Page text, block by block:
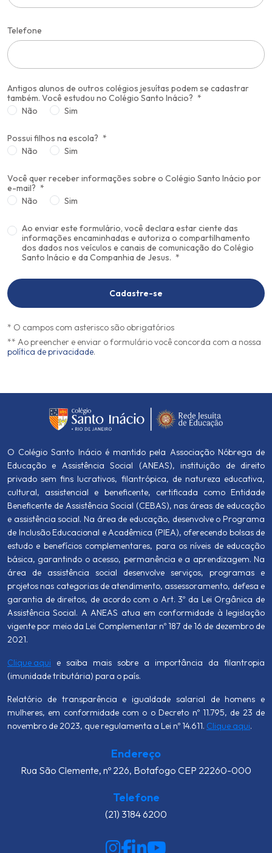
Telefone
Antigos alunos de outros colégios jesuítas podem se cadastrar
também. Você estudou no Colégio Santo Inácio?
Não
Sim
Possui filhos na escola?
Não
Sim
Você quer receber informações sobre o Colégio Santo Inácio por
e-mail?
Não
Sim
Ao enviar este formulário, você declara estar ciente das
informações encaminhadas e autoriza o compartilhamento
dos dados nos veículos e canais de comunicação do Colégio
Santo Inácio e da Companhia de Jesus.
Cadastre-se
* O campos com asterisco são obrigatórios
** Ao preencher e enviar o formulário você concorda com a nossa
política de privacidade.
O Colégio Santo Inácio é mantido pela Associação Nóbrega de
Educação e Assistência Social (ANEAS), instituição de direito
privado sem fins lucrativos, filantrópica, de natureza educativa,
cultural, assistencial e beneficente, certificada como Entidade
Beneficente de Assistência Social (CEBAS), nas áreas de educação
e assistência social. Na área de educação, desenvolve o Programa
de Inclusão Educacional e Acadêmica (PIEA), oferecendo bolsas de
estudo e benefícios complementares, para os níveis de educação
básica, garantindo o acesso, permanência e a aprendizagem. Na
área de assistência social desenvolve serviços, programas e
projetos nas categorias de atendimento, assessoramento, defesa e
garantia de direitos, de acordo com o Art. 3º da Lei Orgânica de
Assistência Social. A ANEAS atua em conformidade à legislação
vigente por meio da Lei Complementar nº 187 de 16 de dezembro de
2021.
Clique aqui e saiba mais sobre a importância da filantropia
(imunidade tributária) para o país.
Relatório de transparência e igualdade salarial de homens e
mulheres, em conformidade com o o Decreto nº 11.795, de 23 de
novembro de 2023, que regulamenta a Lei nº 14.611. Clique aqui.
Endereço
Rua São Clemente, nº 226, Botafogo CEP 22260-000
Telefone
(21) 3184 6200